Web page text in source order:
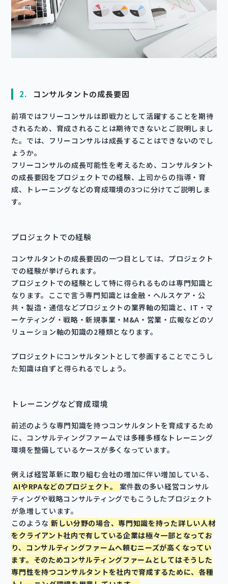
2. コンサルタントの成長要因
前項ではフリーコンサルは即戦力として活躍することを期待
されるため、育成されることは期待できないとご説明しまし
た。では、フリーコンサルは成長することはできないのでし
ょうか。
フリーコンサルの成長可能性を考えるため、コンサルタント
の成長要因をプロジェクトでの経験、上司からの指導・育
成、トレーニングなどの育成環境の3つに分けてご説明しま
す。
プロジェクトでの経験
コンサルタントの成長要因の一つ目としては、プロジェクト
での経験が挙げられます。
プロジェクトでの経験として特に得られるものは専門知識と
なります。ここで言う専門知識とは金融・ヘルスケア・公
共・製造・通信などプロジェクトの業界軸の知識と、IT・マ
ーケティング・戦略・新規事業・M&A・営業・広報などのソ
リューション軸の知識の2種類となります。
プロジェクトにコンサルタントとして参画することでこうし
た知識は自ずと得られるでしょう。
トレーニングなど育成環境
前述のような専門知識を持つコンサルタントを育成するため
に、コンサルティングファームでは多種多様なトレーニング
環境を整備しているケースが多くなっています。
例えば経営革新に取り組む会社の増加に伴い増加している、
AIやRPAなどのプロジェクト。
案件数の多い経営コンサル
ティングや戦略コンサルティングでもこうしたプロジェクト
が急増しています。
このような 新しい分野の場合、専門知識を持った詳しい人材
をクライアント社内で有している企業は極々一部となってお
り、コンサルティングファームへ頼むニーズが高くなってい
ます。そのためコンサルティングファームとしてはそうした
専門性を持つコンサルタントを社内で育成するために、各種